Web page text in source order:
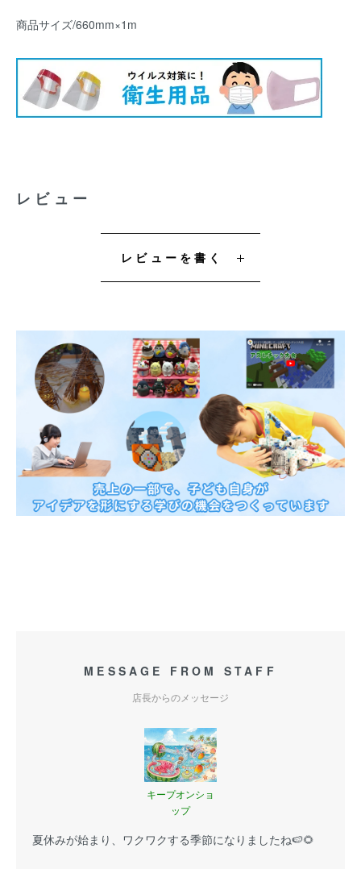
商品サイズ/660mm×1m
レビュー
レビューを書く
MESSAGE FROM STAFF
店長からのメッセージ
キープオンショ
ップ
夏休みが始まり、ワクワクする季節になりましたね🍉🌻